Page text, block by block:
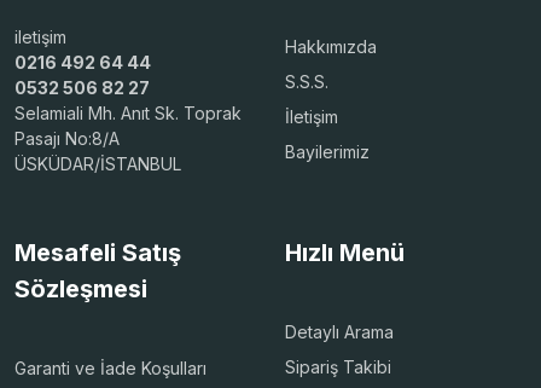
iletişim
0216 492 64 44
0532 506 82 27
Selamiali Mh. Anıt Sk. Toprak
Pasajı No:8/A
ÜSKÜDAR/İSTANBUL
Hakkımızda
S.S.S.
İletişim
Bayilerimiz
Mesafeli Satış
Sözleşmesi
Garanti ve İade Koşulları
Hızlı Menü
Detaylı Arama
Sipariş Takibi